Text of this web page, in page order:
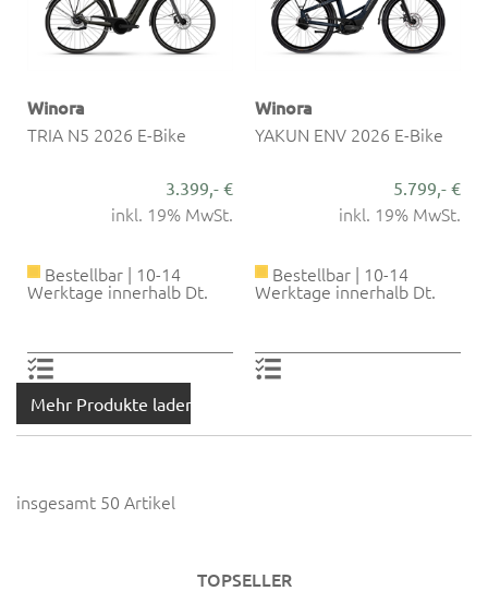
Winora
TRIA N5 2026 E-Bike
3.399,- €
inkl. 19% MwSt.
Bestellbar | 10-14
Werktage innerhalb Dt.
Winora
YAKUN ENV 2026 E-Bike
5.799,- €
inkl. 19% MwSt.
Bestellbar | 10-14
Werktage innerhalb Dt.
Mehr Produkte laden
insgesamt 50 Artikel
TOPSELLER